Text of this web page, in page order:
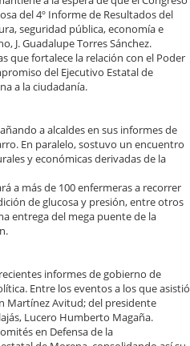
del 4º Informe de Resultados del
seguridad pública, economía e
J. Guadalupe Torres Sánchez.
que fortalece la relación con el Poder
del Ejecutivo Estatal de
a la ciudadanía.
a alcaldes en sus informes de
En paralelo, sostuvo un encuentro
y económicas derivadas de la
a más de 100 enfermeras a recorrer
de glucosa y presión, entre otros
entrega del mega puente de la
informes de gobierno de
Entre los eventos a los que asistió
Martínez Avitud; del presidente
Lucero Humberto Magaña.
en Defensa de la